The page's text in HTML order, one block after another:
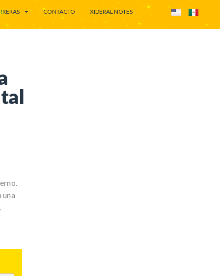
CONTACTO XIDERAL NOTES
una